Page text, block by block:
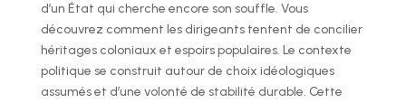
d’un État qui cherche encore son souffle. Vous
découvrez comment les dirigeants tentent de concilier
héritages coloniaux et espoirs populaires. Le contexte
politique se construit autour de choix idéologiques
assumés et d’une volonté de stabilité durable. Cette